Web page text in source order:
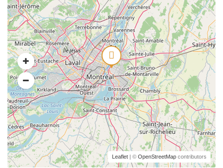
Leaflet | © OpenStreetMap contributors